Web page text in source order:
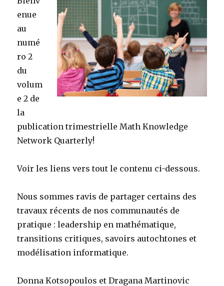
enue
au
numé
ro 2
du
volum
e 2 de
la
publication trimestrielle Math Knowledge
Network Quarterly!
Voir les liens vers tout le contenu ci-dessous.
Nous sommes ravis de partager certains des
travaux récents de nos communautés de
pratique : leadership en mathématique,
transitions critiques, savoirs autochtones et
modélisation informatique.
Donna Kotsopoulos et Dragana Martinovic